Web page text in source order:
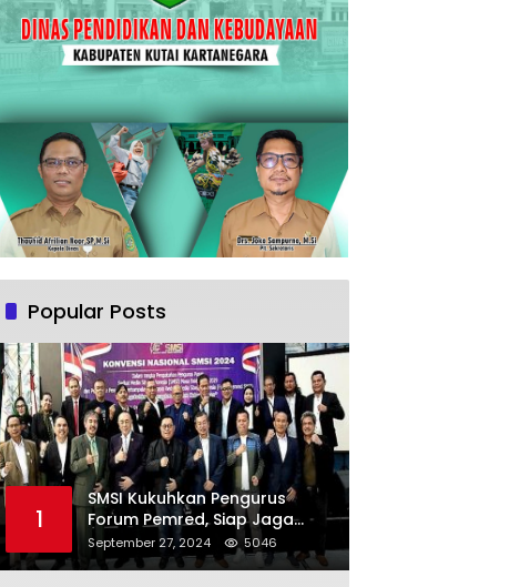
Popular Posts
1
SMSI Kukuhkan Pengurus
Forum Pemred, Siap Jaga
Kualitas Media Daring di
Indonesia
September 27, 2024 5046